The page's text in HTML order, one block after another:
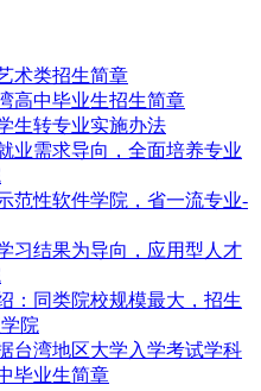
术类招生简章
高中毕业生招生简章
生转专业实施办法
业需求导向，全面培养专业
范性软件学院，省一流专业-
习结果为导向，应用型人才
：同类院校规模最大，招生
院
台湾地区大学入学考试学科
毕业生简章